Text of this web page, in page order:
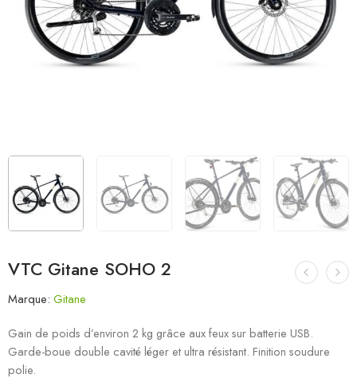
VTC Gitane SOHO 2
Marque: Gitane
Gain de poids d’environ 2 kg grâce aux feux sur batterie USB.
Garde-boue double cavité léger et ultra résistant. Finition soudure
polie.